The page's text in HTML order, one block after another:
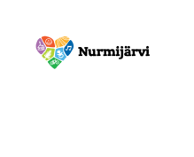
content